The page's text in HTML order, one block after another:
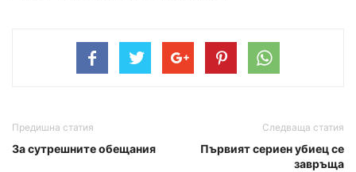
Предишна статия
За сутрешните обещания
Следваща статия
Първият сериен убиец се
завръща